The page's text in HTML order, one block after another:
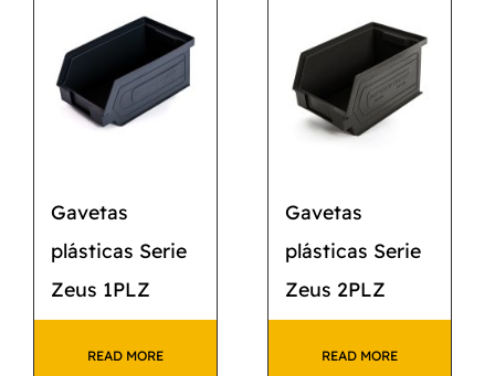
CONTACTO
Gavetas
plásticas Serie
Zeus 1PLZ
READ MORE
Gavetas
plásticas Serie
Zeus 2PLZ
READ MORE